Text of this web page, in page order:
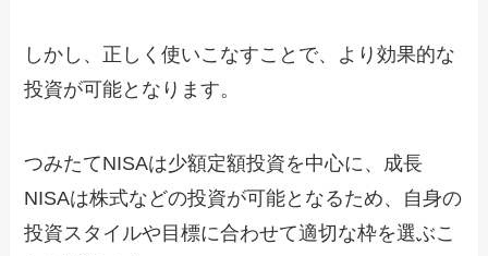
しかし、正しく使いこなすことで、より効果的な
投資が可能となります。
つみたてNISAは少額定額投資を中心に、成長
NISAは株式などの投資が可能となるため、自身の
投資スタイルや目標に合わせて適切な枠を選ぶこ